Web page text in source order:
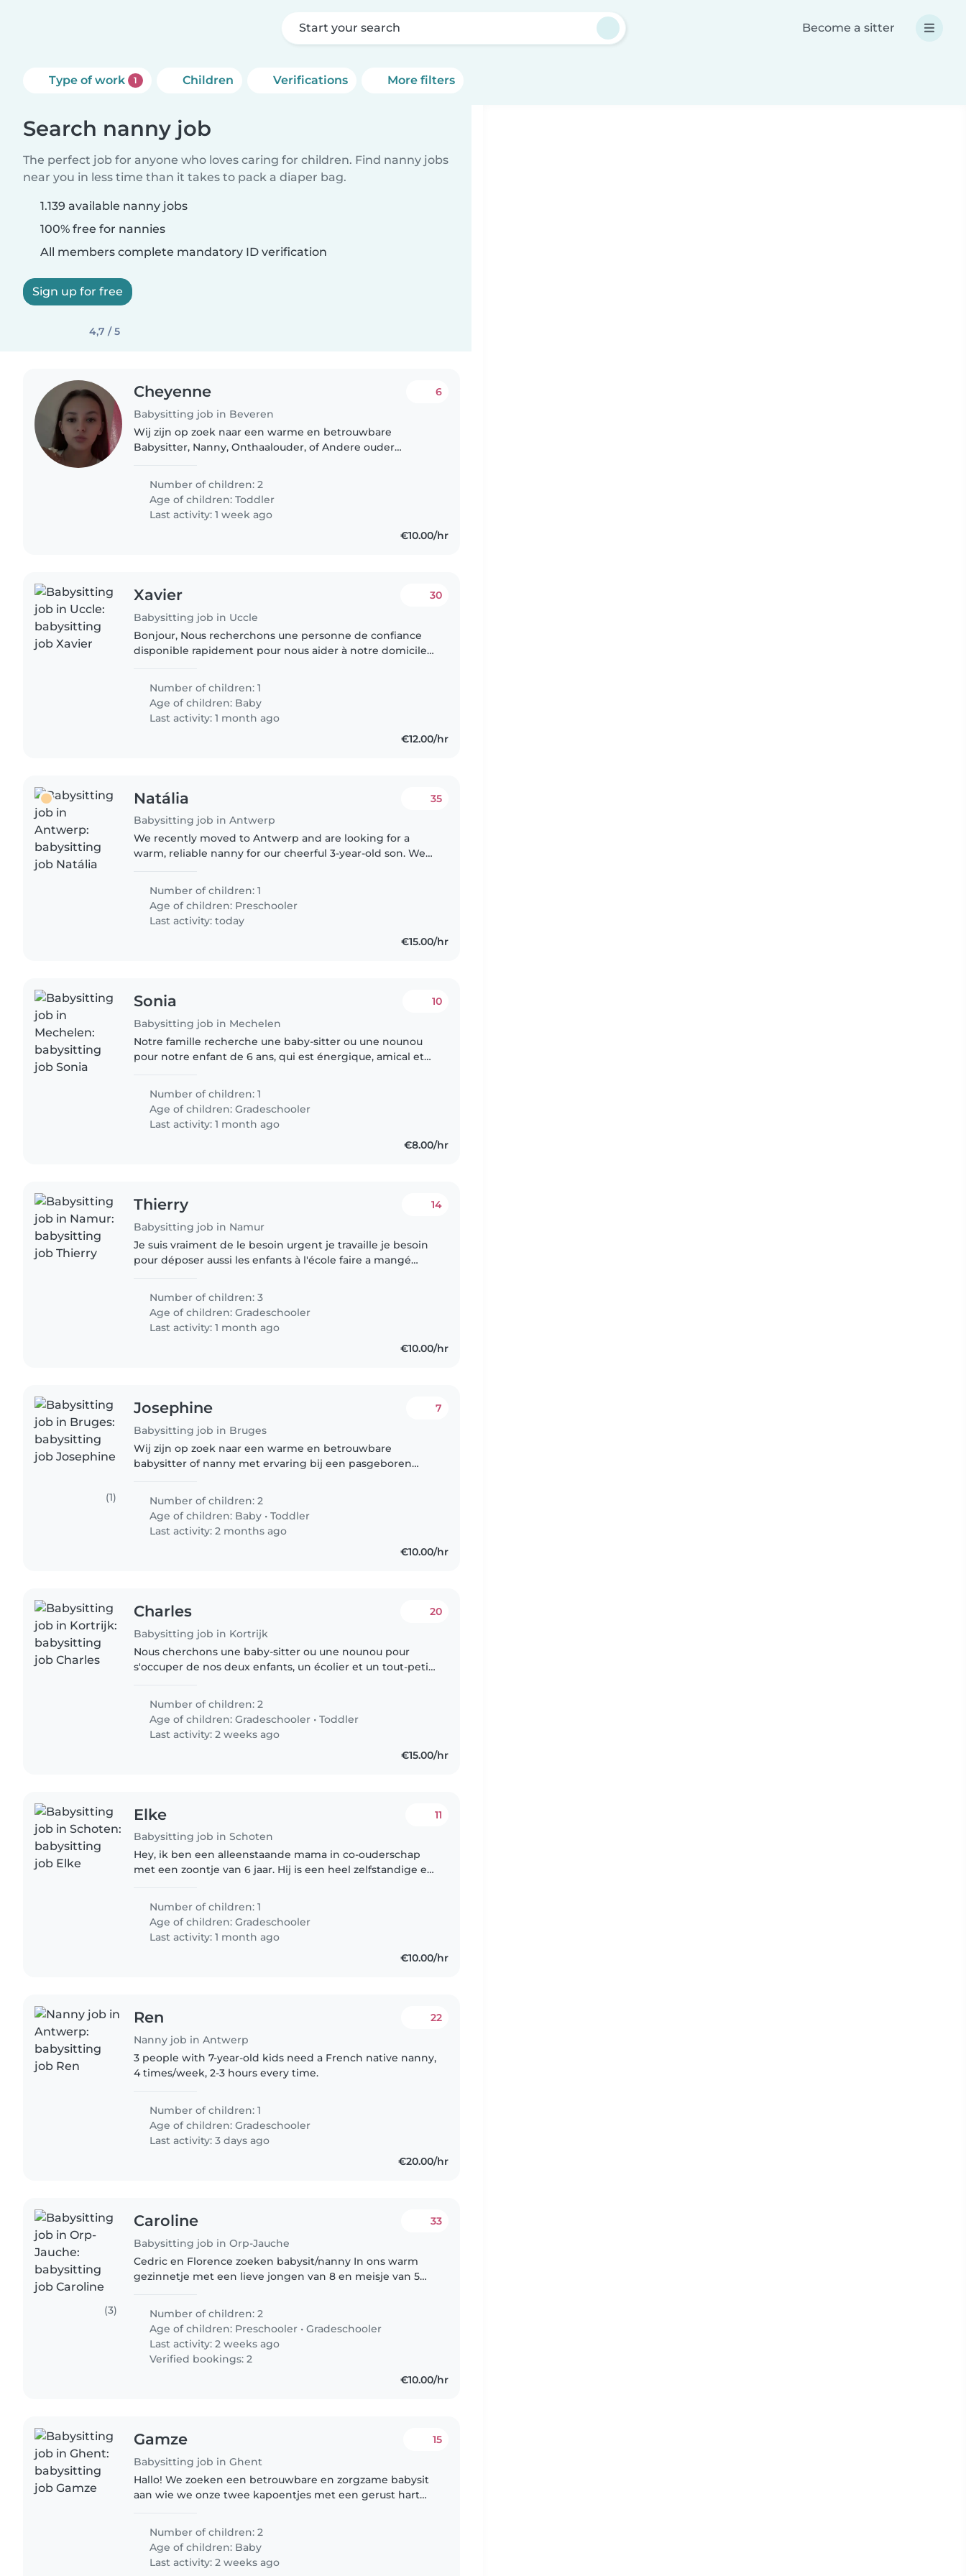
Start your search Become a sitter
Type of work 1 Children Verifications More filters
Search nanny job
The perfect job for anyone who loves caring for children. Find nanny jobs
near you in less time than it takes to pack a diaper bag.
1.139 available nanny jobs
100% free for nannies
All members complete mandatory ID verification
Sign up for free
4,7 / 5
Cheyenne
Babysitting job in Beveren
6
Wij zijn op zoek naar een warme en betrouwbare
Babysitter, Nanny, Onthaalouder, of Andere ouder
peuters. Ze zijn energiek, spraakzaam..
Number of children: 2
Age of children:Toddler
Last activity: 1 week ago
€10.00/hr
Xavier
Babysitting job in Uccle
30
Bonjour, Nous recherchons une personne de confiance
disponible rapidement pour nous aider à notre domicile à
Number of children: 1
Age of children: Baby
Last activity: 1 month ago
€12.00/hr
Natália
Babysitting job in Antwerp
35
We recently moved to Antwerp and are looking for a
warm, reliable nanny for our cheerful 3-year-old son. We
spending time outdoors.
Number of children: 1
Age of children: Preschooler
Last activity: today
€15.00/hr
Sonia
Babysitting job in Mechelen
10
Notre famille recherche une baby-sitter ou une nounou
pour notre enfant de 6 ans, qui est énergique, amical et
les animaux,..
Number of children: 1
Age of children:Gradeschooler
Last activity: 1 month ago
€8.00/hr
Thierry
Babysitting job in Namur
14
Je suis vraiment de le besoin urgent je travaille je besoin
pour déposer aussi les enfants à l'école faire a mangé
Number of children: 3
Age of children:Gradeschooler
Last activity: 1 month ago
€10.00/hr
(1)
Josephine
Babysitting job in Bruges
7
Wij zijn op zoek naar een warme en betrouwbare
babysitter of nanny met ervaring bij een pasgeboren
een peuter van bijna 2 jaar,..
Number of children: 2
Age of children: Baby •Toddler
Last activity: 2 months ago
€10.00/hr
Charles
Babysitting job in Kortrijk
20
Nous cherchons une baby-sitter ou une nounou pour
s'occuper de nos deux enfants, un écolier et un tout-petit.
Number of children: 2
Age of children:Gradeschooler •Toddler
Last activity: 2 weeks ago
€15.00/hr
Elke
Babysitting job in Schoten
11
Hey, ik ben een alleenstaande mama in co-ouderschap
met een zoontje van 6 jaar. Hij is een heel zelfstandige en
Number of children: 1
Age of children:Gradeschooler
Last activity: 1 month ago
€10.00/hr
Ren
Nanny job in Antwerp
22
3 people with 7-year-old kids need a French native nanny,
4 times/week, 2-3 hours every time.
Number of children: 1
Age of children:Gradeschooler
Last activity: 3 days ago
€20.00/hr
(3)
Caroline
Babysitting job in Orp-Jauche
33
Cedric en Florence zoeken babysit/nanny In ons warm
gezinnetje met een lieve jongen van 8 en meisje van 5
te evolueren naar kinderoppas..
Number of children: 2
Age of children: Preschooler •Gradeschooler
Last activity: 2 weeks ago
Verified bookings: 2
€10.00/hr
Gamze
Babysitting job in Ghent
15
Hallo! We zoeken een betrouwbare en zorgzame babysit
aan wie we onze twee kapoentjes met een gerust hart
te maken!
Number of children: 2
Age of children: Baby
Last activity: 2 weeks ago